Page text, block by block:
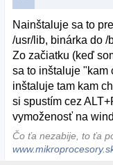
Nainštaluje sa to
/usr/lib, binárka do /
Zo začiatku (keď
sa to inštaluje "kam
inštaluje tam kam
si spustím cez
vymoženosť na
Čo ťa nezabije, to ťa